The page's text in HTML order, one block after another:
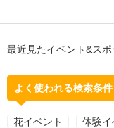
最近見たイベント&スポ
よく使われる検索条件
花イベント 体験イ